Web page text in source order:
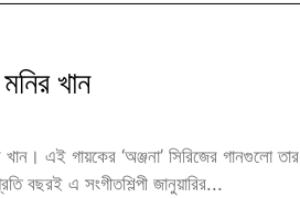
খান
খান। এই গায়কের ‘অঞ্জনা’ সিরিজের গানগুলো তার
বছরই এ সংগীতশিল্পী জানুয়ারির...